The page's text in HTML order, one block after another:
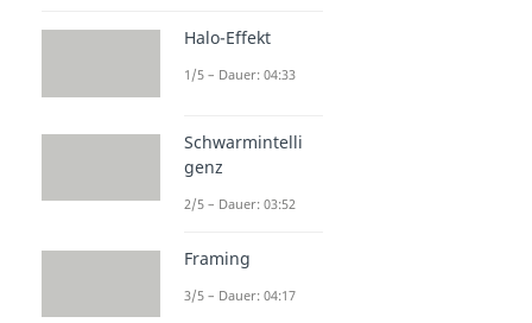
Halo-Effekt
1/5 – Dauer: 04:33
Schwarmintelli
genz
2/5 – Dauer: 03:52
Framing
3/5 – Dauer: 04:17